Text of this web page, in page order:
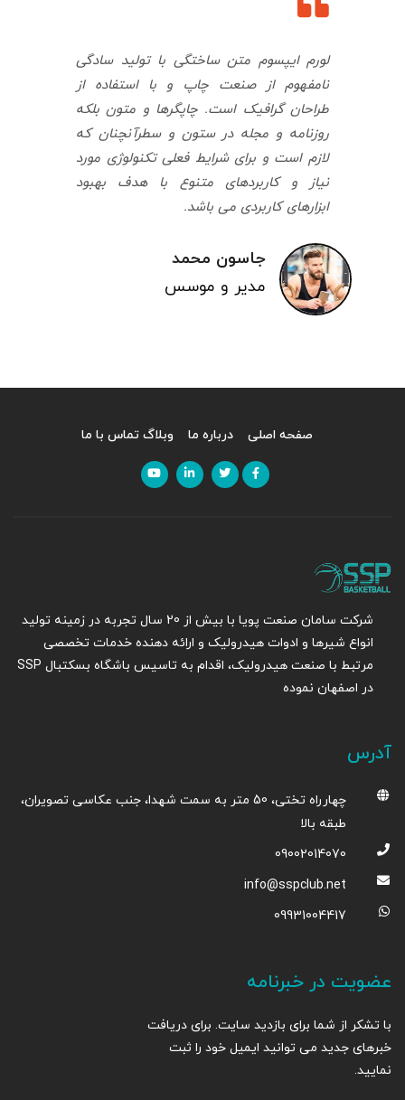
لورم ایپسوم متن ساختگی با تولید سادگی
نامفهوم از صنعت چاپ و با استفاده از
طراحان گرافیک است. چاپگرها و متون بلکه
روزنامه و مجله در ستون و سطرآنچنان که
لازم است و برای شرایط فعلی تکنولوژی مورد
نیاز و کاربردهای متنوع با هدف بهبود
ابزارهای کاربردی می باشد.
جاسون محمد
مدیر و موسس
صفحه اصلی درباره ما وبلاگ تماس با ما
شرکت سامان صنعت پویا با بیش از 20 سال تجربه در زمینه تولید
انواع شیرها و ادوات هیدرولیک و ارائه دهنده خدمات تخصصی
مرتبط با صنعت هیدرولیک، اقدام به تاسیس باشگاه بسکتبال SSP
در اصفهان نموده
آدرس
چهارراه تختی، 50 متر به سمت شهدا، جنب عکاسی تصویران،
طبقه بالا
09002014070
info@sspclub.net
09931004417
عضویت در خبرنامه
با تشکر از شما برای بازدید سایت. برای دریافت
خبرهای جدید می توانید ایمیل خود را ثبت
نمایید.